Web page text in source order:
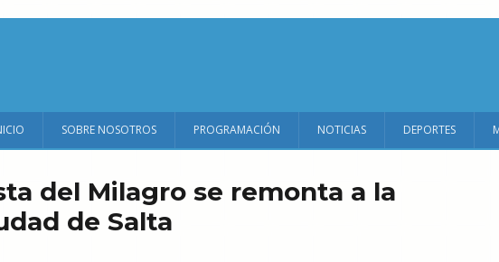
SOBRE NOSOTROS PROGRAMACIÓN NOTICIAS DEPORTES
del Milagro se remonta a la
de Salta